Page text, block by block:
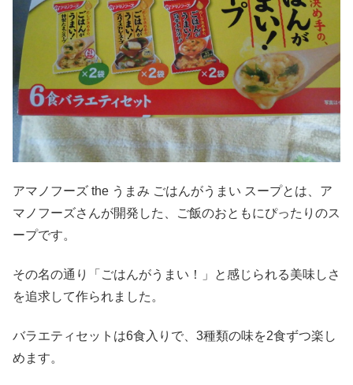
アマノフーズ the うまみ ごはんがうまい スープとは、ア
マノフーズさんが開発した、ご飯のおともにぴったりのス
ープです。
その名の通り「ごはんがうまい！」と感じられる美味しさ
を追求して作られました。
バラエティセットは6食入りで、3種類の味を2食ずつ楽し
めます。